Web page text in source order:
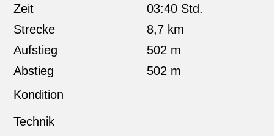
Zeit
03:40 Std.
Strecke
8,7 km
Aufstieg
502 m
Abstieg
502 m
Kondition
Technik